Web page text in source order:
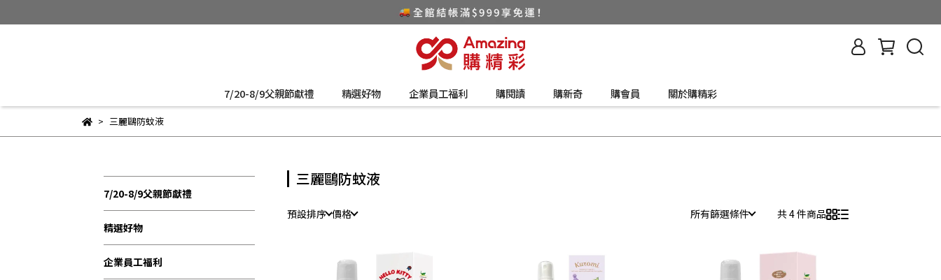
7/20-8/9父親節獻禮 精選好物 企業員工福利 購閱讀 購新奇 購會員 關於購精彩
三麗鷗防蚊液
7/20-8/9父親節獻禮
精選好物
企業員工福利
三麗鷗防蚊液
預設排序 價格 所有篩選條件 共 4 件商品